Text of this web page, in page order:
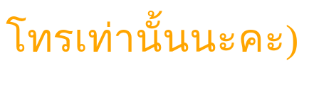
โทรเท่านั้นนะคะ)